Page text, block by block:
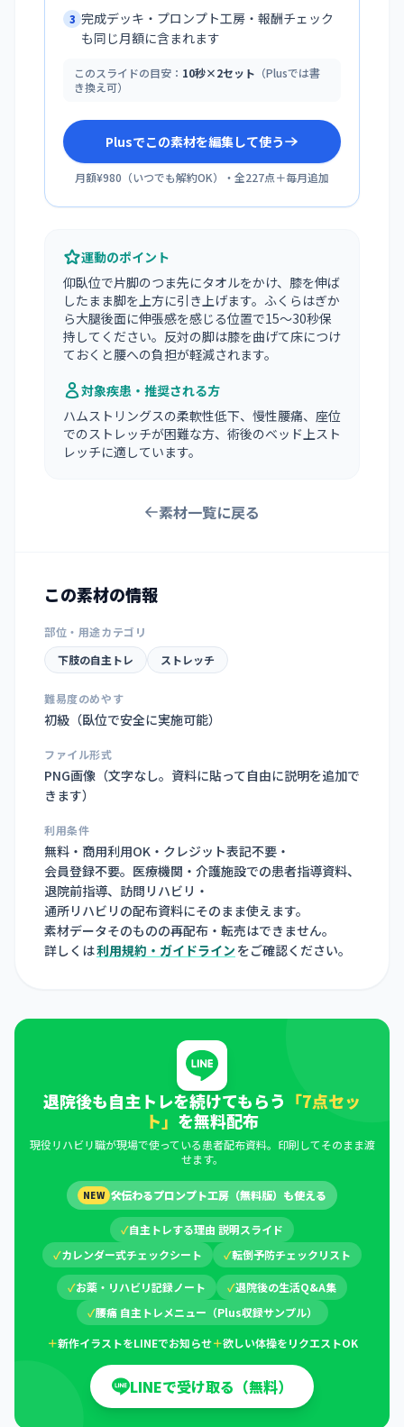
3 完成デッキ・プロンプト工房・報酬チェック
も同じ月額に含まれます
このスライドの目安： 10秒×2セット （Plusでは書
き換え可）
Plusでこの素材を編集して使う
月額¥980 （いつでも解約OK）・全227点＋毎月追加
運動のポイント
仰臥位で片脚のつま先にタオルをかけ、膝を伸ば
したまま脚を上方に引き上げます。ふくらはぎか
ら大腿後面に伸張感を感じる位置で15〜30秒保
持してください。反対の脚は膝を曲げて床につけ
ておくと腰への負担が軽減されます。
対象疾患・推奨される方
ハムストリングスの柔軟性低下、慢性腰痛、座位
でのストレッチが困難な方、術後のベッド上スト
レッチに適しています。
素材一覧に戻る
この素材の情報
部位・用途カテゴリ
下肢の自主トレ
ストレッチ
難易度のめやす
初級（臥位で安全に実施可能）
ファイル形式
PNG画像（文字なし。資料に貼って自由に説明を追加で
きます）
利用条件
無料・商用利用OK・クレジット表記不要・
会員登録不要。医療機関・介護施設での患者指導資料、
退院前指導、訪問リハビリ・
通所リハビリの配布資料にそのまま使えます。
素材データそのものの再配布・転売はできません。
詳しくは利用規約・ガイドライン をご確認ください。
退院後も自主トレを続けてもらう 「7点セッ
ト」 を無料配布
現役リハビリ職が現場で使っている患者配布資料。印刷してそのまま渡
せます。
NEW 🛠伝わるプロンプト工房（無料版）も使える
✓自主トレする理由 説明スライド
✓カレンダー式チェックシート ✓転倒予防チェックリスト
✓お薬・リハビリ記録ノート ✓退院後の生活Q&A集
✓腰痛 自主トレメニュー（Plus収録サンプル）
＋新作イラストをLINEでお知らせ＋欲しい体操をリクエストOK
LINEで受け取る（無料）